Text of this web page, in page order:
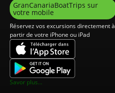
GranCanariaBoatTrips sur
votre mobile
Réservez vos excursions directement à
partir de votre iPhone ou iPad
Savor plus...